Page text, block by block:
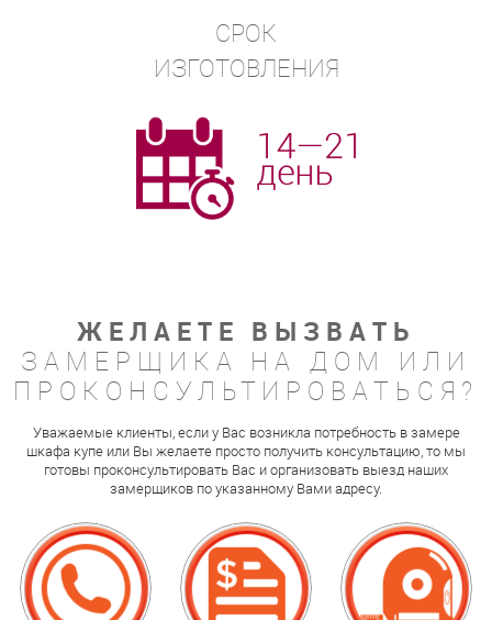
СРОК
ИЗГОТОВЛЕНИЯ
ЖЕЛАЕТЕ ВЫЗВАТЬ
ЗАМЕРЩИКА НА ДОМ ИЛИ
ПРОКОНСУЛЬТИРОВАТЬСЯ?
Уважаемые клиенты, если у Вас возникла потребность в замере
шкафа купе или Вы желаете просто получить консультацию, то мы
готовы проконсультировать Вас и организовать выезд наших
замерщиков по указанному Вами адресу.